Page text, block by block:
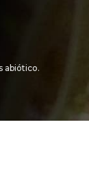
abiótico.